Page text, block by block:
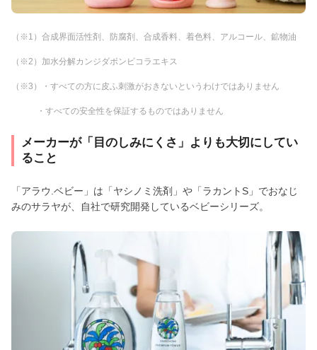
（※1）合成界面活性剤、防腐剤、合成香料、着色料、アルコール、鉱物油
（※2）加水分解カンジダボンビコラエキス
（※3）・すべての方に皮ふ刺激がおきないというわけではありません
・すべての安全性を保証するものではありません
メーカーが「目のしみにくさ」よりも大切にしてい
ること
「アラウ.ベビー」は「ヤシノミ洗剤」や「ラカントS」でおなじ
みのサラヤが、自社で研究開発しているベビーシリーズ。